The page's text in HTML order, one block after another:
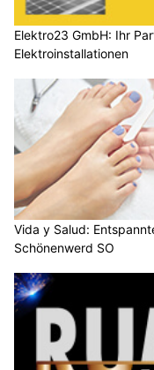
Elektro23 GmbH: Ihr
Elektroinstallationen
Vida y Salud:
Schönenwerd SO